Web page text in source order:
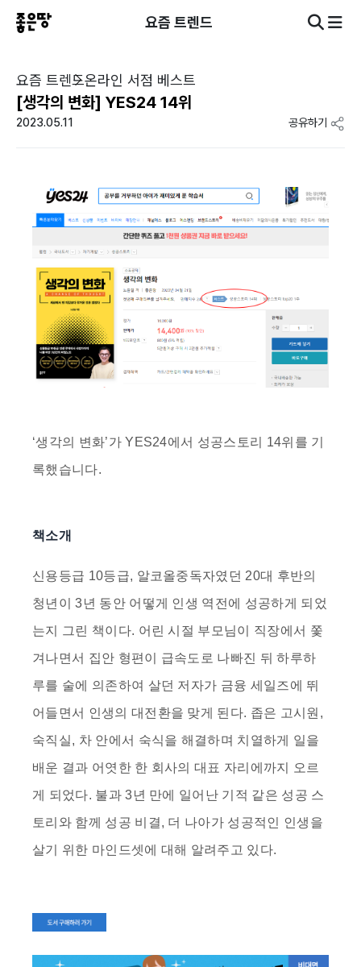
요즘 트렌드
요즘 트렌드온라인 서점 베스트
[생각의 변화] YES24 14위
2023.05.11 공유하기
‘생각의 변화’가YES24에서 성공스토리 14위 를 기
록했습니다.
책소개
신용등급 10등급, 알코올중독자였던 20대 후반의
청년이 3년 동안 어떻게 인생 역전에 성공하게 되었
는지 그린 책이다. 어린 시절 부모님이 직장에서 쫓
겨나면서 집안 형편이 급속도로 나빠진 뒤 하루하
루를 술에 의존하여 살던 저자가 금융 세일즈에 뛰
어들면서 인생의 대전환을 맞게 된다. 좁은 고시원,
숙직실, 차 안에서 숙식을 해결하며 치열하게 일을
배운 결과 어엿한 한 회사의 대표 자리에까지 오르
게 되었다. 불과 3년 만에 일어난 기적 같은 성공 스
토리와 함께 성공 비결, 더 나아가 성공적인 인생을
살기 위한 마인드셋에 대해 알려주고 있다.